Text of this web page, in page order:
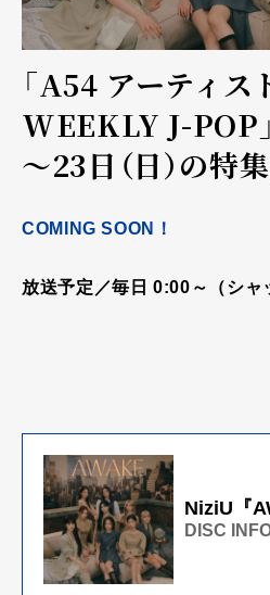
「A54 アーティス
WEEKLY J-POP」
～23日（日）の特
COMING SOON！
放送予定／毎日 0:00～（シャ
NiziU『
DISC